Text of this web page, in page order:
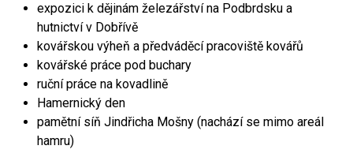
expozici k dějinám železářství na Podbrdsku a
hutnictví v Dobřívě
kovářskou výheň a předváděcí pracoviště kovářů
kovářské práce pod buchary
ruční práce na kovadlině
Hamernický den
pamětní síň Jindřicha Mošny (nachází se mimo areál
hamru)